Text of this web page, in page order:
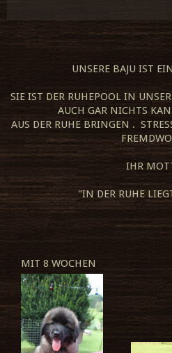
UNSERE BAJU IST
SIE IST DER RUHEPOOL IN
AUCH GAR NICHTS
AUS DER RUHE BRINGEN .
IHR
"IN DER RUHE
MIT 8 WOCHEN